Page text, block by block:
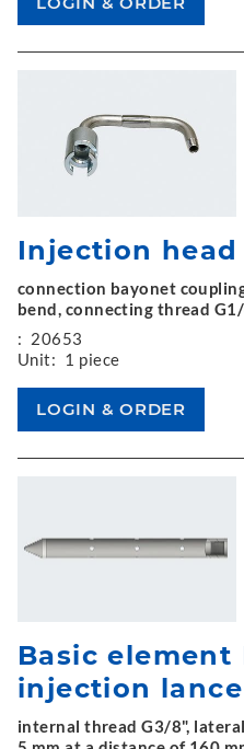
Injection head
connection bayonet
bend, connecting thread
: 20653
Unit: 1 piece
Basic element
injection lance
internal thread G3/8",